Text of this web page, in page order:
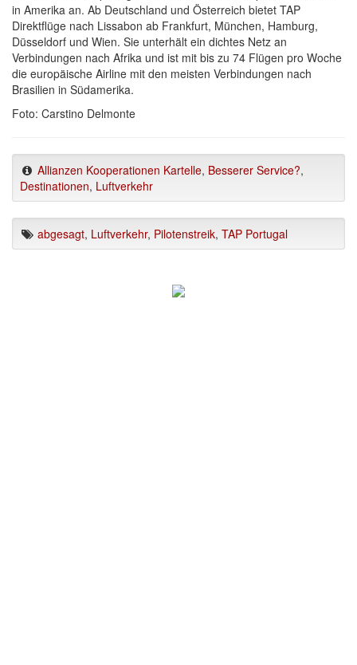
in Amerika an. Ab Deutschland und Österreich bietet TAP
Direktflüge nach Lissabon ab Frankfurt, München, Hamburg,
Düsseldorf und Wien. Sie unterhält ein dichtes Netz an
Verbindungen nach Afrika und ist mit bis zu 74 Flügen pro Woche
die europäische Airline mit den meisten Verbindungen nach
Brasilien in Südamerika.
Foto: Carstino Delmonte
Allianzen Kooperationen Kartelle, Besserer Service?,
Destinationen, Luftverkehr
abgesagt, Luftverkehr, Pilotenstreik, TAP Portugal